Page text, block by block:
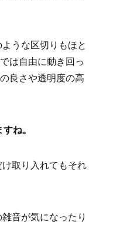
うな区切りもほと
は自由に動き回っ
良さや透明度の高
ね。
取り入れてもそれ
音が気になったり